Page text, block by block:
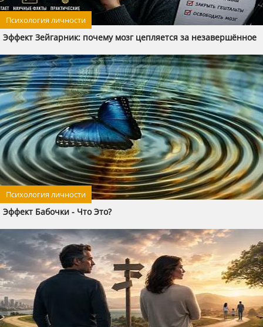
Психология личности
Эффект Зейгарник: почему мозг цепляется за незавершённое
Психология личности
Эффект Бабочки - Что Это?